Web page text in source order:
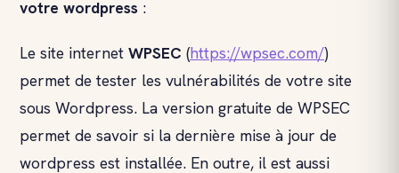
votre wordpress :
Le site internet WPSEC (https://wpsec.com/)
permet de tester les vulnérabilités de votre site
sous Wordpress. La version gratuite de WPSEC
permet de savoir si la dernière mise à jour de
wordpress est installée. En outre, il est aussi